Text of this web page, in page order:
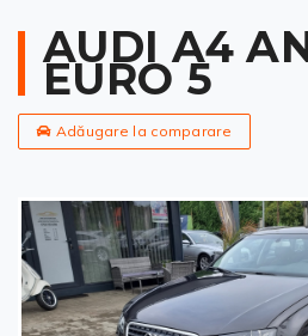
AUDI A4
EURO 5
Adăugare la comparare